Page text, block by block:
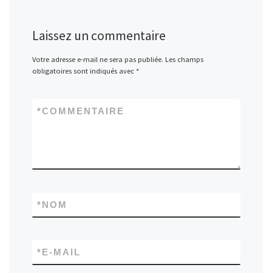
Laissez un commentaire
Votre adresse e-mail ne sera pas publiée. Les champs
obligatoires sont indiqués avec *
COMMENTAIRE
*
NOM
*
E-MAIL
*